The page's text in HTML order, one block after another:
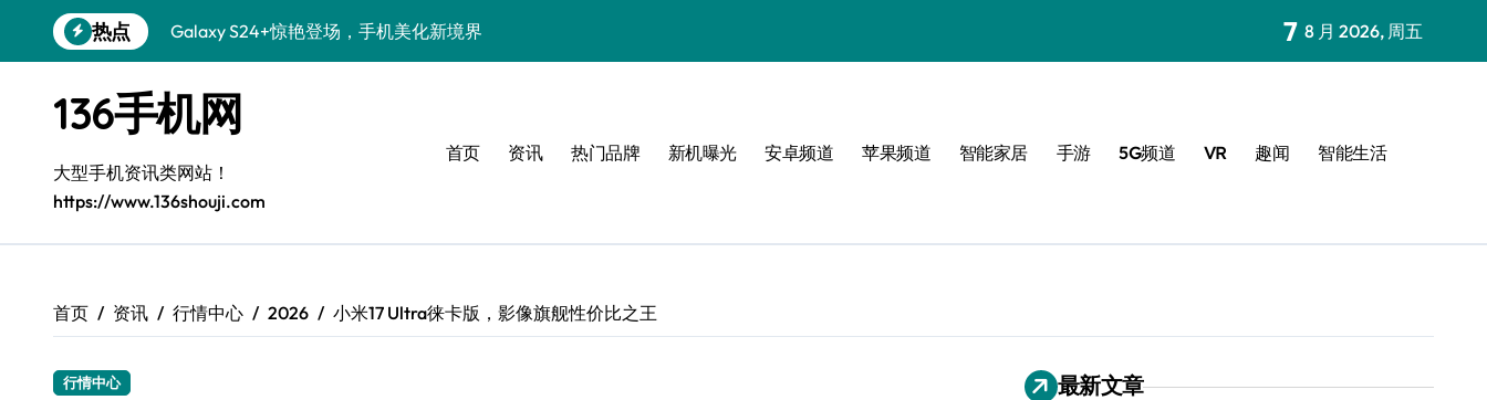
到
热点
S26+颜值暴击！机皇美学全解密
三星S26上手玩转个性美化技巧
Galaxy S25美颜秘籍：个性定制炫酷玩法
Galaxy C55 5G潮改指南：定制无限可能
Galaxy C55 5G登场，美学新标杆！
S25+闪亮登场，这样拍秒变焦点！
7 8 月 2026, 周五
136手机网
大型手机资讯类网站！
https://www.136shouji.com
首页 资讯 热门品牌 新机曝光 安卓频道 苹果频道 智能家居 手游 5G频道 VR 趣闻 智能生活
首页 资讯 行情中心 2026 小米17 Ultra徕卡版，影像旗舰性价比之王
行情中心 最新文章